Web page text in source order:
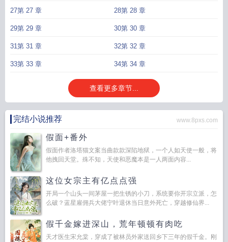
27第 27 章 28第 28 章
29第 29 章 30第 30 章
31第 31 章 32第 32 章
33第 33 章 34第 34 章
查看更多章节...
完结小说推荐 www.8pxs.com
假面+番外
假面作者洛塔猫文案当曲款款深陷地狱，一个人如天使一般，将
他拽回天堂。殊不知，天使和恶魔本是一人两面内容...
这位女宗主有亿点点强
开局一个山头一间茅屋一把生锈的小刀，系统要你开宗立派，怎
么破？蓝星雇佣兵大佬宁叶退休当日意外死亡，穿越修仙界...
假千金嫁进深山，荒年顿顿有肉吃
天才医生宋允棠，穿成了被林员外家送回乡下三年的假千金。刚